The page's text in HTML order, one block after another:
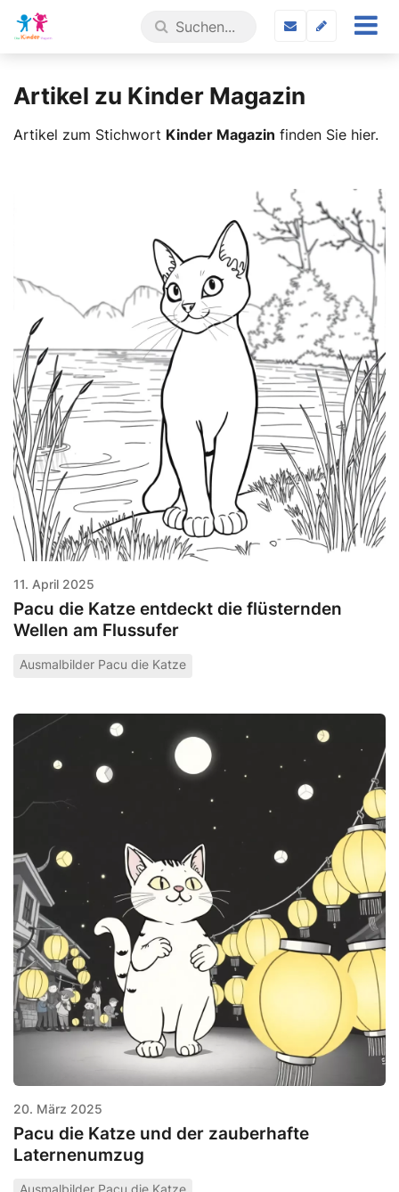
Artikel zu Kinder Magazin
Artikel zum Stichwort Kinder Magazin finden Sie hier.
11. April 2025
Pacu die Katze entdeckt die flüsternden
Wellen am Flussufer
Ausmalbilder Pacu die Katze
20. März 2025
Pacu die Katze und der zauberhafte
Laternenumzug